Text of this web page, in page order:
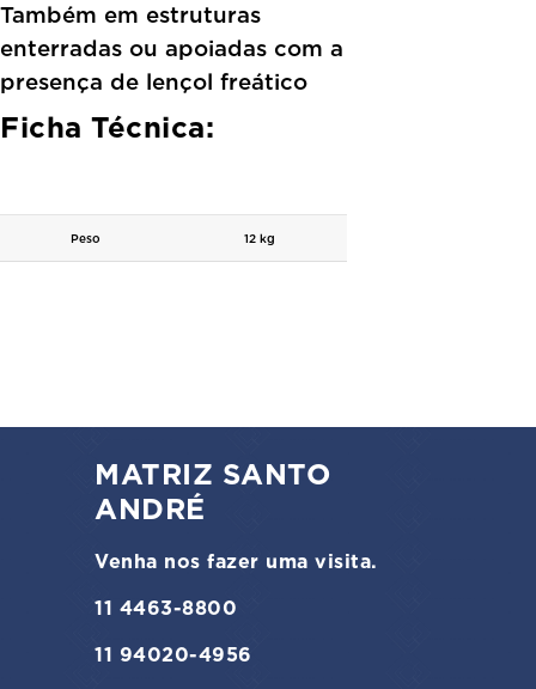
Também em estruturas
enterradas ou apoiadas com a
presença de lençol freático
Ficha Técnica:
Peso 12 kg
MATRIZ SANTO
ANDRÉ
Venha nos fazer uma visita.
11 4463-8800
11 94020-4956